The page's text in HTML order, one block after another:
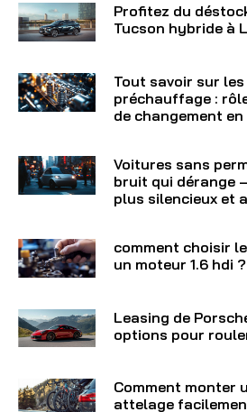
Profitez du
Tucson hybride à
Tout savoir sur
préchauffage :
de changement
Voitures sans
bruit qui dérange
plus silencieux et
comment choisir
un moteur 1.6 hdi ?
Leasing de
options pour
Comment monter
attelage